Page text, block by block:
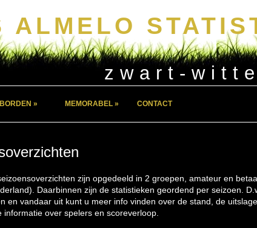
ALMELO
zwart-
» MEMORABEL » CONTACT
zijn opgedeeld in 2 groepen, amateur en
Daarbinnen zijn de statistieken geordend per seizoen.
en vandaar uit kunt u meer info vinden over de stand, de
informatie over spelers en scoreverloop.